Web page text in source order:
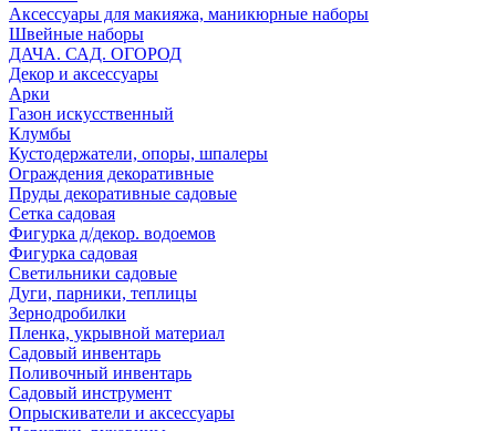
Аксессуары для макияжа, маникюрные наборы
Швейные наборы
ДАЧА. САД. ОГОРОД
Декор и аксессуары
Арки
Газон искусственный
Клумбы
Кустодержатели, опоры, шпалеры
Ограждения декоративные
Пруды декоративные садовые
Сетка садовая
Фигурка д/декор. водоемов
Фигурка садовая
Светильники садовые
Дуги, парники, теплицы
Зернодробилки
Пленка, укрывной материал
Садовый инвентарь
Поливочный инвентарь
Садовый инструмент
Опрыскиватели и аксессуары